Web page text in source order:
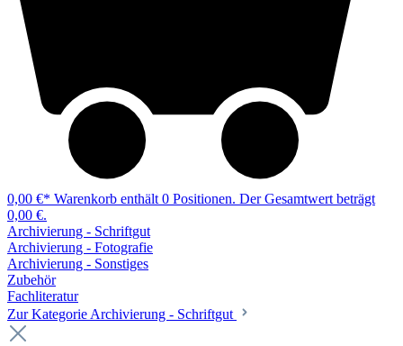
0,00 €* Warenkorb enthält 0 Positionen. Der Gesamtwert beträgt
0,00 €.
Archivierung - Schriftgut
Archivierung - Fotografie
Archivierung - Sonstiges
Zubehör
Fachliteratur
Zur Kategorie Archivierung - Schriftgut